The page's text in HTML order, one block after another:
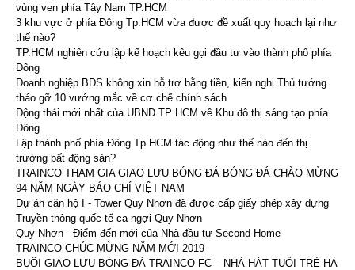
vùng ven phía Tây Nam TP.HCM
3 khu vực ở phía Đông Tp.HCM vừa được đề xuất quy hoạch lại như
thế nào?
TP.HCM nghiên cứu lập kế hoạch kêu gọi đầu tư vào thành phố phía
Đông
Doanh nghiệp BĐS không xin hỗ trợ bằng tiền, kiến nghị Thủ tướng
tháo gỡ 10 vướng mắc về cơ chế chính sách
Động thái mới nhất của UBND TP HCM về Khu đô thị sáng tạo phía
Đông
Lập thành phố phía Đông Tp.HCM tác động như thế nào đến thị
trường bất động sản?
TRAINCO THAM GIA GIAO LƯU BÓNG ĐÁ BÓNG ĐÁ CHÀO MỪNG
94 NĂM NGÀY BÁO CHÍ VIỆT NAM
Dự án căn hộ I - Tower Quy Nhơn đã được cấp giấy phép xây dựng
Truyền thông quốc tế ca ngợi Quy Nhơn
Quy Nhơn - Điểm đến mới của Nhà đầu tư Second Home
TRAINCO CHÚC MỪNG NĂM MỚI 2019
BUỔI GIAO LƯU BÓNG ĐÁ TRAINCO FC – NHÀ HÁT TUỔI TRẺ HÀ